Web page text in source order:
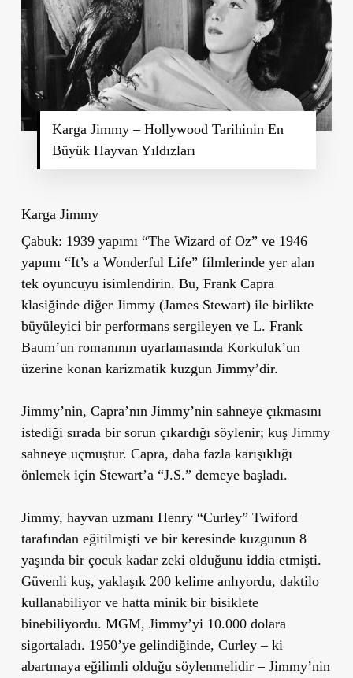
Karga Jimmy – Hollywood Tarihinin En
Büyük Hayvan Yıldızları
Karga Jimmy
Çabuk: 1939 yapımı “The Wizard of Oz” ve 1946
yapımı “It’s a Wonderful Life” filmlerinde yer alan
tek oyuncuyu isimlendirin. Bu, Frank Capra
klasiğinde diğer Jimmy (James Stewart) ile birlikte
büyüleyici bir performans sergileyen ve L. Frank
Baum’un romanının uyarlamasında Korkuluk’un
üzerine konan karizmatik kuzgun Jimmy’dir.
Jimmy’nin, Capra’nın Jimmy’nin sahneye çıkmasını
istediği sırada bir sorun çıkardığı söylenir; kuş Jimmy
sahneye uçmuştur. Capra, daha fazla karışıklığı
önlemek için Stewart’a “J.S.” demeye başladı.
Jimmy, hayvan uzmanı Henry “Curley” Twiford
tarafından eğitilmişti ve bir keresinde kuzgunun 8
yaşında bir çocuk kadar zeki olduğunu iddia etmişti.
Güvenli kuş, yaklaşık 200 kelime anlıyordu, daktilo
kullanabiliyor ve hatta minik bir bisiklete
binebiliyordu. MGM, Jimmy’yi 10.000 dolara
sigortaladı. 1950’ye gelindiğinde, Curley – ki
abartmaya eğilimli olduğu söylenmelidir – Jimmy’nin